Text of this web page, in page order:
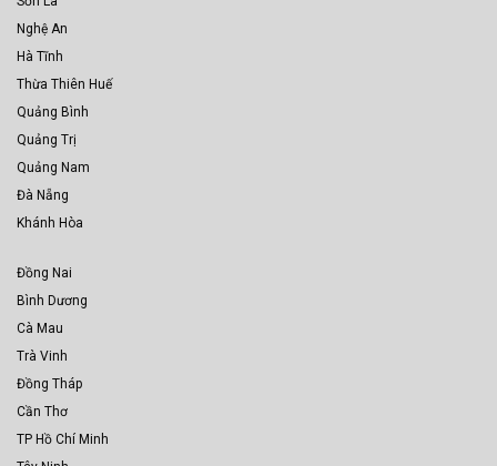
Nghệ An
Hà Tĩnh
Thừa Thiên Huế
Quảng Bình
Quảng Trị
Quảng Nam
Đà Nẵng
Khánh Hòa
Đồng Nai
Bình Dương
Cà Mau
Trà Vinh
Đồng Tháp
Cần Thơ
TP Hồ Chí Minh